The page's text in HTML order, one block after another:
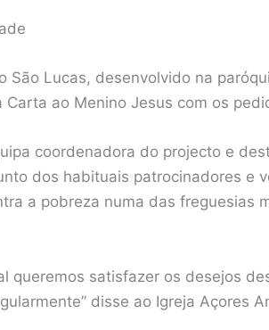
São Lucas, desenvolvido na
Carta ao Menino Jesus com os
coordenadora do projecto e
dos habituais patrocinadores e
a pobreza numa das freguesias
queremos satisfazer os desejos
disse ao Igreja Açores